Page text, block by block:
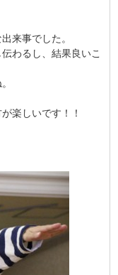
来事でした。
わるし、結果良いこ
楽しいです！！